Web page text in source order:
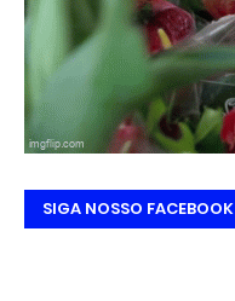
SIGA NOSSO FACEBOOK